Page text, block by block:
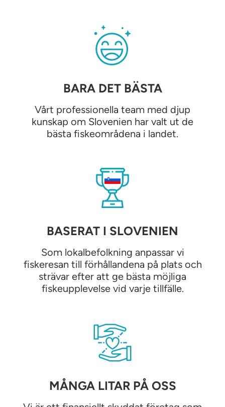
BARA DET BÄSTA
Vårt professionella team med djup
kunskap om Slovenien har valt ut de
bästa fiskeområdena i landet.
BASERAT I SLOVENIEN
Som lokalbefolkning anpassar vi
fiskeresan till förhållandena på plats och
strävar efter att ge bästa möjliga
fiskeupplevelse vid varje tillfälle.
MÅNGA LITAR PÅ OSS